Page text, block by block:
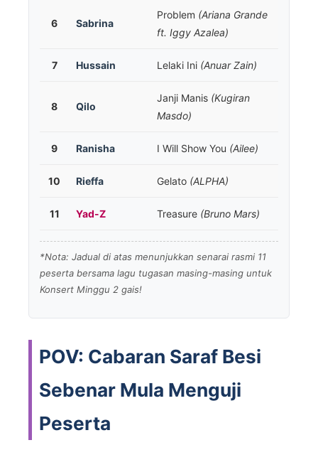
6 Sabrina
Problem (Ariana Grande
ft. Iggy Azalea)
7 Hussain Lelaki Ini (Anuar Zain)
8 Qilo
Janji Manis (Kugiran
Masdo)
9 Ranisha I Will Show You (Ailee)
10 Rieffa Gelato (ALPHA)
11 Yad-Z Treasure (Bruno Mars)
*Nota: Jadual di atas menunjukkan senarai rasmi 11
peserta bersama lagu tugasan masing-masing untuk
Konsert Minggu 2 gais!
POV: Cabaran Saraf Besi
Sebenar Mula Menguji
Peserta